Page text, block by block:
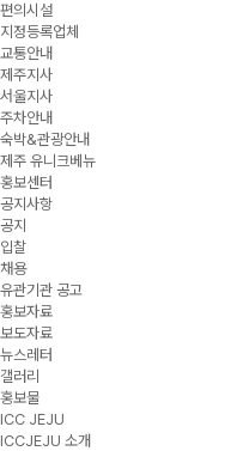
편의시설
지정등록업체
교통안내
제주지사
서울지사
주차안내
숙박&관광안내
제주 유니크베뉴
홍보센터
공지사항
공지
입찰
채용
유관기관 공고
홍보자료
보도자료
뉴스레터
갤러리
홍보물
ICC JEJU
ICCJEJU 소개